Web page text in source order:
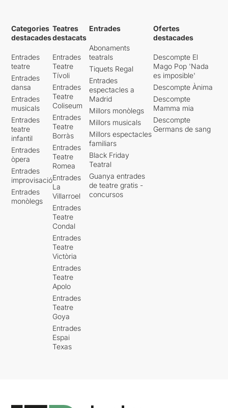
Categories
destacades
Entrades
teatre
Entrades
dansa
Entrades
musicals
Entrades
teatre
infantil
Entrades
òpera
Entrades
improvisació
Entrades
monòlegs
Teatres
destacats
Entrades
Teatre
Tívoli
Entrades
Teatre
Coliseum
Entrades
Teatre
Borràs
Entrades
Teatre
Romea
Entrades
La
Villarroel
Entrades
Teatre
Condal
Entrades
Teatre
Victòria
Entrades
Teatre
Apolo
Entrades
Teatre
Goya
Entrades
Espai
Texas
Entrades
Abonaments
teatrals
Tiquets Regal
Entrades
espectacles a
Madrid
Millors monòlegs
Millors musicals
Millors espectacles
familiars
Black Friday
Teatral
Guanya entrades
de teatre gratis -
concursos
Ofertes
destacades
Descompte El
Mago Pop 'Nada
es imposible'
Descompte Ànima
Descompte
Mamma mia
Descompte
Germans de sang